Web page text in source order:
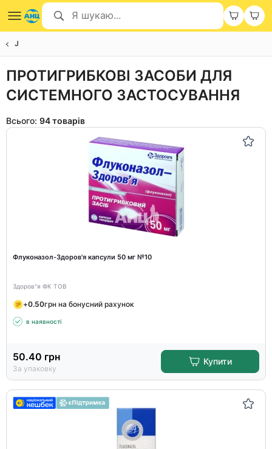
J
ПРОТИГРИБКОВІ ЗАСОБИ ДЛЯ
СИСТЕМНОГО ЗАСТОСУВАННЯ
Всього: 94 товарів
Флуконазол-Здоров'я капсули 50 мг №10
Здоров"я ФК ТОВ
+0.50грн на бонусний рахунок
в наявності
50.40 грн
За упаковку
Купити